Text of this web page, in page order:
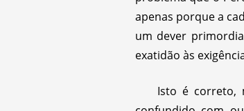
apenas porque a
um dever
exatidão às
Isto é correto,